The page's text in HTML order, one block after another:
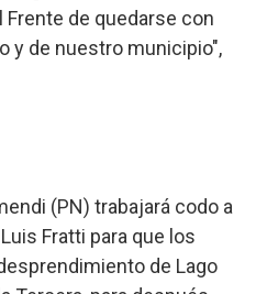
de quedarse con
y de nuestro municipio",
(PN) trabajará codo a
Fratti para que los
de Lago